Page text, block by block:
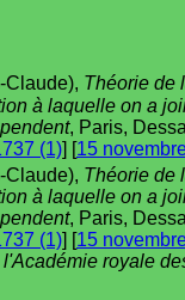
Claude), Théorie de
à laquelle on a
, Paris,
(1)] [15
Claude), Théorie de
à laquelle on a
, Paris,
(1)] [15
royale